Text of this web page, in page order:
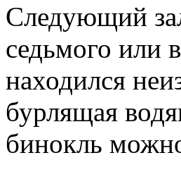
Следующий
седьмого или
находился
бурлящая
бинокль